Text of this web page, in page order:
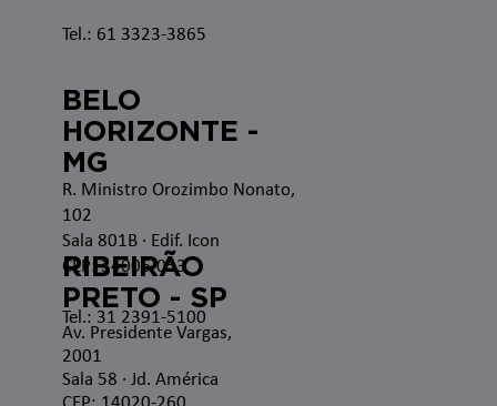
Tel.: 61 3323-3865
BELO
HORIZONTE -
MG
R. Ministro Orozimbo Nonato,
102
Sala 801B · Edif. Icon
CEP: 34006-053
Tel.: 31 2391-5100
Av. Presidente Vargas,
2001
Sala 58 · Jd. América
RIBEIRÃO
PRETO - SP